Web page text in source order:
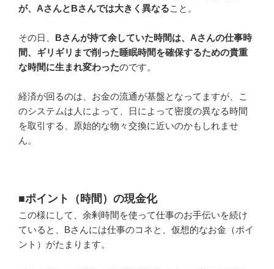
が、AさんとBさんでは大きく異なること。
その日、 Bさんが持て余していた時間は、Aさんの仕事時
間、ギリギリまで削った睡眠時間を確保するための貴重
な時間に生まれ変わったのです。
経済が回るのは、お金の流通が基盤となってますが、こ
のシステムは人によって、日によって密度の異なる時間
を取引する、原始的な物々交換に近いのかもしれませ
ん。
■ポイント（時間）の現金化
この様にして、余剰時間を使って仕事のお手伝いを続け
ていると、Bさんには仕事のコネと、仮想的なお金（ポイ
ント）がたまります。